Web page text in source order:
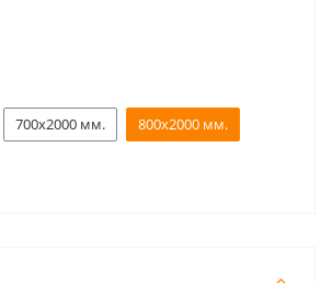
700x2000 мм. 800x2000 мм.